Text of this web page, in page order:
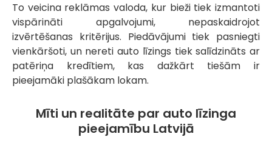
To veicina reklāmas valoda, kur bieži tiek izmantoti
vispārināti apgalvojumi, nepaskaidrojot
izvērtēšanas kritērijus. Piedāvājumi tiek pasniegti
vienkāršoti, un nereti auto līzings tiek salīdzināts ar
patēriņa kredītiem, kas dažkārt tiešām ir
pieejamāki plašākam lokam.
Mīti un realitāte par auto līzinga
pieejamību Latvijā